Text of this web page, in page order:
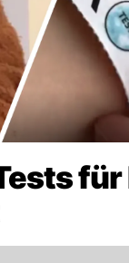
für